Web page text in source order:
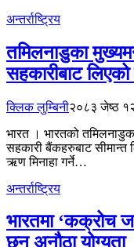
अन्तर्राष्ट्रिय
तमिलनाडुका
सहकारीबाट
क्लिक लुम्बिनी२०८३ जेष्ठ
भारत । भारतको
सहकारी बैंकहरुबाट सीमान्त
ऋण मिनाहा गर्ने…
अन्तर्राष्ट्रिय
भारतमा ‘कक्रोच
छन् अनौठा योग्यता